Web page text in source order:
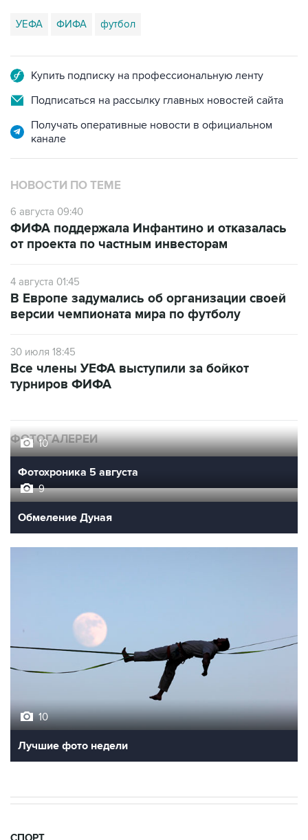
УЕФА ФИФА футбол
Купить подписку на профессиональную ленту
Подписаться на рассылку главных новостей сайта
Получать оперативные новости в официальном
канале
НОВОСТИ ПО ТЕМЕ
6 августа 09:40
ФИФА поддержала Инфантино и отказалась
от проекта по частным инвесторам
4 августа 01:45
В Европе задумались об организации своей
версии чемпионата мира по футболу
30 июля 18:45
Все члены УЕФА выступили за бойкот
турниров ФИФА
ФОТОГАЛЕРЕИ
Фотохроника 5 августа